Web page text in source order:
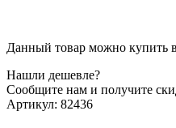
Данный товар можно купить
Нашли дешевле?
Сообщите нам и получите
Артикул: 82436